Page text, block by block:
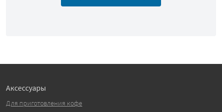
Аксессуары
Для приготовления кофе